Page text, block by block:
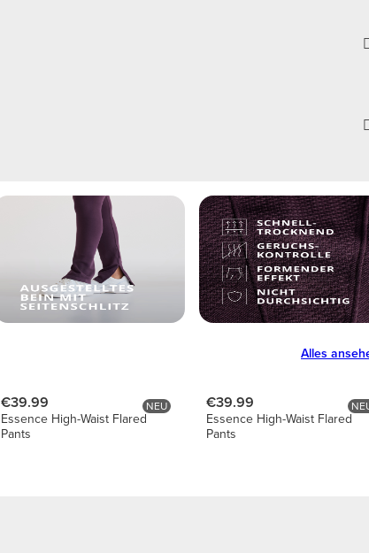
Alles
NEU
€39.99
Essence High-Waist Flared
Pants
€39.99
Essence High-Waist Flared
Pants